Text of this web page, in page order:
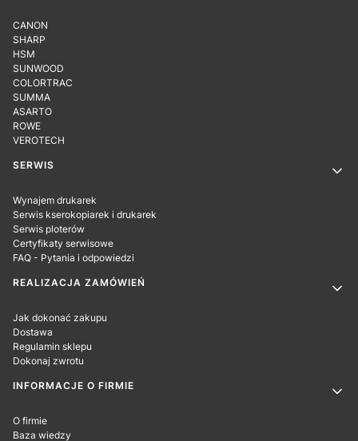
CANON
SHARP
HSM
SUNWOOD
COLORTRAC
SUMMA
ASARTO
ROWE
VEROTECH
SERWIS
Wynajem drukarek
Serwis kserokopiarek i drukarek
Serwis ploterów
Certyfikaty serwisowe
FAQ - Pytania i odpowiedzi
REALIZACJA ZAMÓWIEŃ
Jak dokonać zakupu
Dostawa
Regulamin sklepu
Dokonaj zwrotu
INFORMACJE O FIRMIE
O firmie
Baza wiedzy